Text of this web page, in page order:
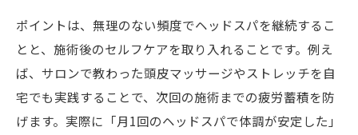
ポイントは、無理のない頻度でヘッドスパを継続するこ
とと、施術後のセルフケアを取り入れることです。例え
ば、サロンで教わった頭皮マッサージやストレッチを自
宅でも実践することで、次回の施術までの疲労蓄積を防
げます。実際に「月1回のヘッドスパで体調が安定した」